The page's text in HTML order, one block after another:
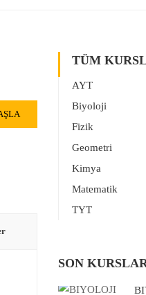
TÜM
AYT
Biyoloji
Fizik
Geometri
Kimya
Matematik
TYT
SON